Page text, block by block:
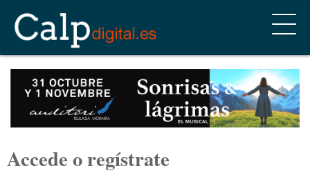
Accede o regístrate